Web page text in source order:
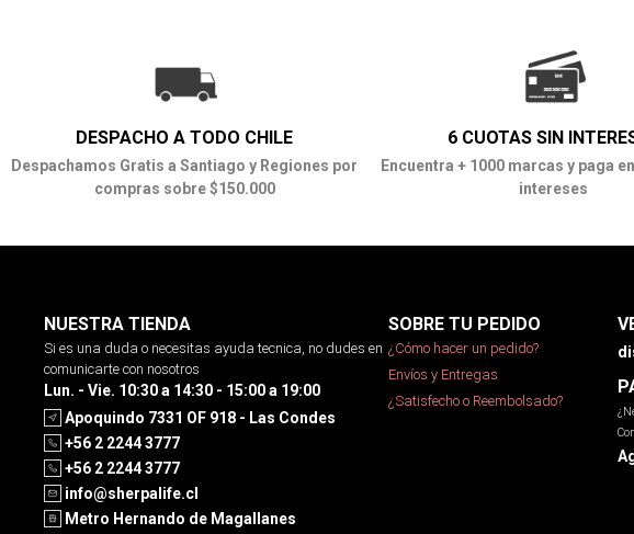
DESPACHO A TODO CHILE
Despachamos Gratis a Santiago y Regiones por
compras sobre $150.000
6 CUOTAS SIN
Encuentra + 1000 marcas y paga
intereses
NUESTRA TIENDA
Si es una duda o necesitas ayuda tecnica, no dudes en
comunicarte con nosotros
Lun. - Vie. 10:30 a 14:30 - 15:00 a 19:00
Apoquindo 7331 OF 918 - Las Condes
+56 2 2244 3777
+56 2 2244 3777
info@sherpalife.cl
Metro Hernando de Magallanes
SOBRE TU PEDIDO
¿Cómo hacer un pedido?
Envíos y Entregas
¿Satisfecho o Reembolsado?